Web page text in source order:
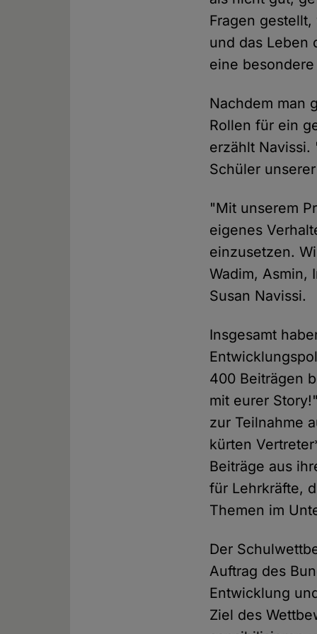
Fragen
und das Leben
eine
Nachdem man
Rollen für ein
erzählt Navissi.
Schüler
"Mit unserem
eigenes
einzusetzen.
Wadim, Asmin,
Susan Navissi.
Insgesamt
400 Beiträgen
mit eurer
zur Teilnahme
kürten
Beiträge aus
für Lehrkräfte,
Themen im
Der
Auftrag des
Entwicklung
Ziel des